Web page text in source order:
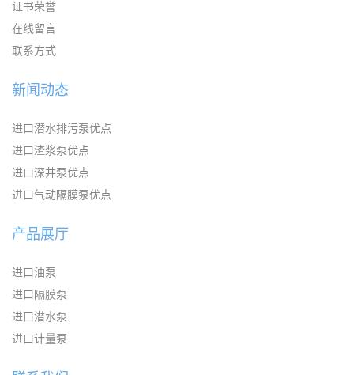
证书荣誉
在线留言
联系方式
新闻动态
进口潜水排污泵优点
进口渣浆泵优点
进口深井泵优点
进口气动隔膜泵优点
产品展厅
进口油泵
进口隔膜泵
进口潜水泵
进口计量泵